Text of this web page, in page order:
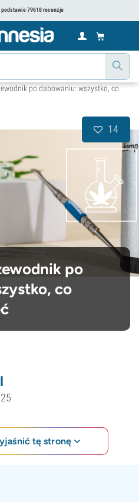
podstawie 79618 recenzje
po dabowaniu: wszystko, co
14
po
co
tę stronę